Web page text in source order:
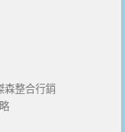
森整合行銷